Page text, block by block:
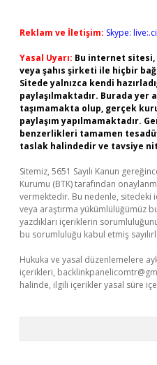
Reklam ve İletişim: Skype:
Yasal Uyarı: Bu internet
veya şahıs şirketi ile hiçbir
Sitede yalnızca kendi
paylaşılmaktadır. Burada
taşımamakta olup, gerçek
paylaşım yapılmamaktadır.
benzerlikleri tamamen
taslak halindedir ve tavsiye
Sitemiz, 5651 Sayılı Kanun
Kurumu (BTK) tarafından
vermektedir. Bu nedenle,
veya araştırma yükümlülüğümüz
yazdıkları içeriklerin
bu sorumluluğu kabul etmiş
Hukuka ve yasal düzenlemelere
içerikleri,
halinde, ilgili içerikler yasal süre